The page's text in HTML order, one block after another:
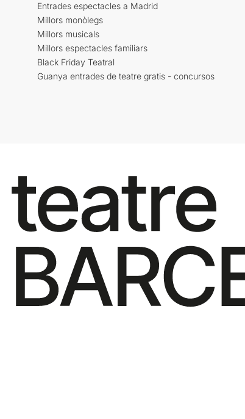
Entrades espectacles a Madrid
Millors monòlegs
Millors musicals
Millors espectacles familiars
Black Friday Teatral
Guanya entrades de teatre gratis - concursos